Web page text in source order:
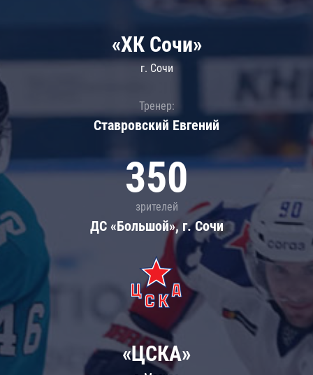
«ХК Сочи»
г. Сочи
Тренер:
Ставровский Евгений
350
зрителей
ДС «Большой», г. Сочи
«ЦСКА»